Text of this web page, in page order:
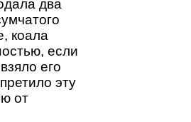
два
коала
если
его
эту
от